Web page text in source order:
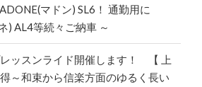
マドン) SL6！ 通勤用に
) AL4等続々ご納車 ～
ッスンライド開催します！ 【 上
～和束から信楽方面のゆるく長い